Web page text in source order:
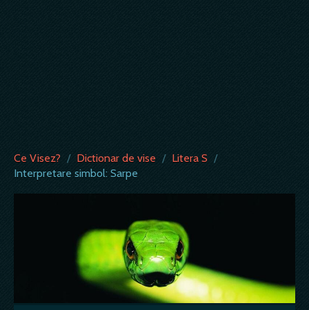
Ce Visez? / Dictionar de vise / Litera S /
Interpretare simbol: Sarpe